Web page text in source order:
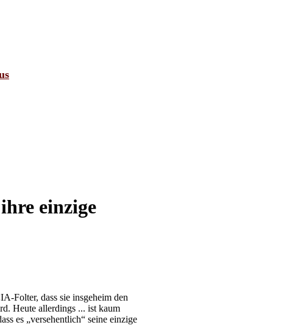
einzige
Folter, dass sie insgeheim den
Heute allerdings ... ist kaum
es „versehentlich“ seine einzige